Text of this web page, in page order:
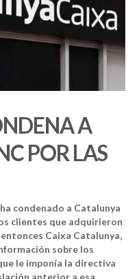
A
POR LAS
condenado a Catalunya
clientes que adquirieron
Caixa Catalunya,
sobre los
le imponía la directiva
anterior a esa